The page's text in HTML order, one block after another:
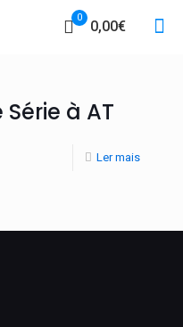
0
0,00€
à AT
Ler mais